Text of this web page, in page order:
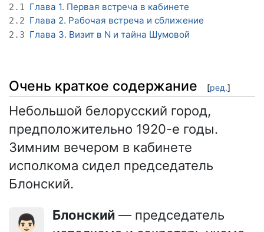
2.1 Глава 1. Первая встреча в кабинете
2.2 Глава 2. Рабочая встреча и сближение
2.3 Глава 3. Визит в N и тайна Шумовой
Очень краткое содержание [ред.]
Небольшой белорусский город,
предположительно 1920-е годы.
Зимним вечером в кабинете
исполкома сидел председатель
Блонский.
👨🏻‍💼 Блонский — председатель